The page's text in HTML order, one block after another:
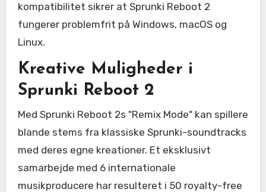
kompatibilitet sikrer at Sprunki Reboot 2
fungerer problemfrit på Windows, macOS og
Linux.
Kreative Muligheder i
Sprunki Reboot 2
Med Sprunki Reboot 2s "Remix Mode" kan spillere
blande stems fra klassiske Sprunki-soundtracks
med deres egne kreationer. Et eksklusivt
samarbejde med 6 internationale
musikproducere har resulteret i 50 royalty-free